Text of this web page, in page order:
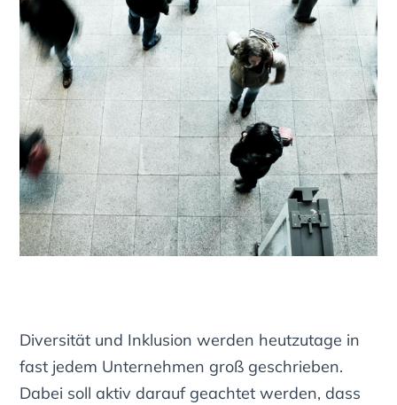
Diversität und Inklusion werden heutzutage in
fast jedem Unternehmen groß geschrieben.
Dabei soll aktiv darauf geachtet werden, dass